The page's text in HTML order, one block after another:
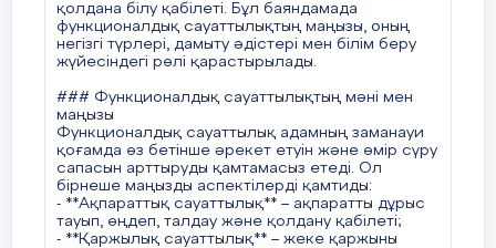
#### 5. **Пәнаралық байланыс**
Функционалдық сауаттылықты дамыту үшін
әртүрлі пәндер бойынша интеграцияланған
сабақтар өткізу қажет. Мысалы, математика
сабақтарында қаржылық сауаттылық
элементтерін қосу немесе тарих сабақтарында
құқықтық сауаттылықты дамытуға назар аудару.
#### 6. **Жеке оқыту әдістері**
Әр оқушының қабілеті мен қажеттілігіне қарай
оқыту тәсілдерін бейімдеу – функционалдық
сауаттылықты дамытудағы маңызды бағыттардың
бірі. Бұл тәсіл арқылы оқушылар өздеріне
қолдана білу қабілеті. Бұл баяндамада
функционалдық сауаттылықтың маңызы, оның
негізгі түрлері, дамыту әдістері мен білім беру
жүйесіндегі рөлі қарастырылады.
### Функционалдық сауаттылықтың мәні мен
маңызы
Функционалдық сауаттылық адамның заманауи
қоғамда өз бетінше әрекет етуін және өмір сүру
сапасын арттыруды қамтамасыз етеді. Ол
бірнеше маңызды аспектілерді қамтиды:
- **Ақпараттық сауаттылық** – ақпаратты дұрыс
тауып, өңдеп, талдау және қолдану қабілеті;
- **Қаржылық сауаттылық** – жеке қаржыны